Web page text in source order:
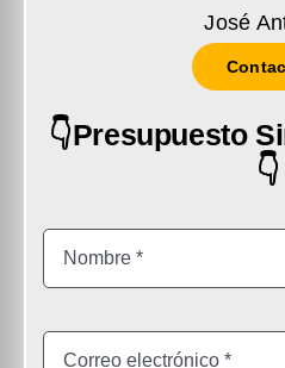
José
👇Presupuesto
👇